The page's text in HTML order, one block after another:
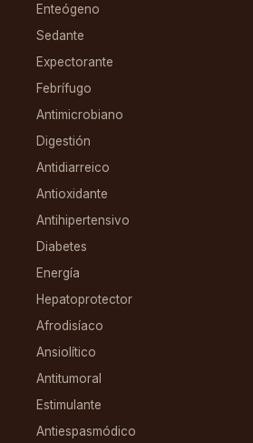
Enteógeno
Sedante
Expectorante
Febrífugo
Antimicrobiano
Digestión
Antidiarreico
Antioxidante
Antihipertensivo
Diabetes
Energía
Hepatoprotector
Afrodisíaco
Ansiolítico
Antitumoral
Estimulante
Antiespasmódico